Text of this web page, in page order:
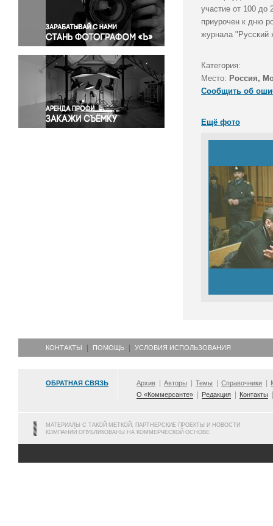
Правосудие
Происшествия и конфликты
Религия
Светская жизнь
Спорт
Экология
Экономика и бизнес
участие от 100 до
приурочен к дню
журнала "Русский
Категория:
Место: Россия,
Сообщить об
Ещё фото
КОНТАКТЫ ПОМОЩЬ УСЛОВИЯ ИСПОЛЬЗОВАНИЯ
ОБРАТНАЯ СВЯЗЬ Архив Авторы Темы Справочники
О «Коммерсанте»
Редакция Контакты
МАТЕРИАЛЫ С ТАКОЙ МЕТКОЙ, ПАРТНЕРСКИЕ ПРОЕКТЫ И НОВОСТИ
КОМПАНИЙ ОПУБЛИКОВАНЫ НА КОММЕРЧЕСКОЙ ОСНОВЕ